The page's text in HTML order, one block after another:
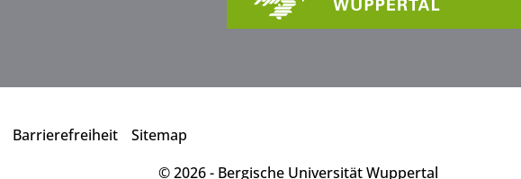
Barrierefreiheit
Sitemap
© 2026 - Bergische Universität Wuppertal